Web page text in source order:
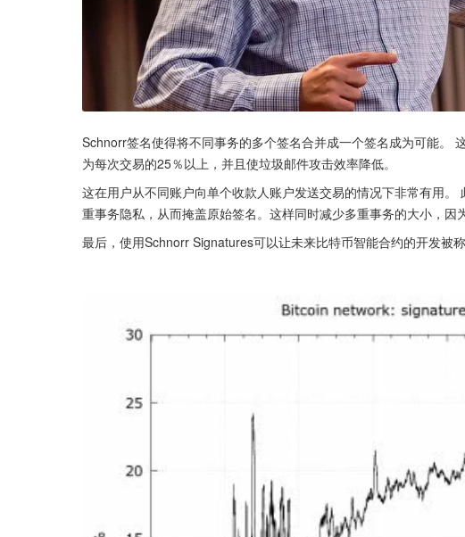
Schnorr签名使得将不同事务的多个签名合并成一个签名成为可能。
为每次交易的25％以上，并且使垃圾邮件攻击效率降低。
这在用户从不同账户向单个收款人账户发送交易的情况下非常有用
重事务隐私，从而掩盖原始签名。这样同时减少多重事务的大小，因
最后，使用Schnorr Signatures可以让未来比特币智能合约的开发被称